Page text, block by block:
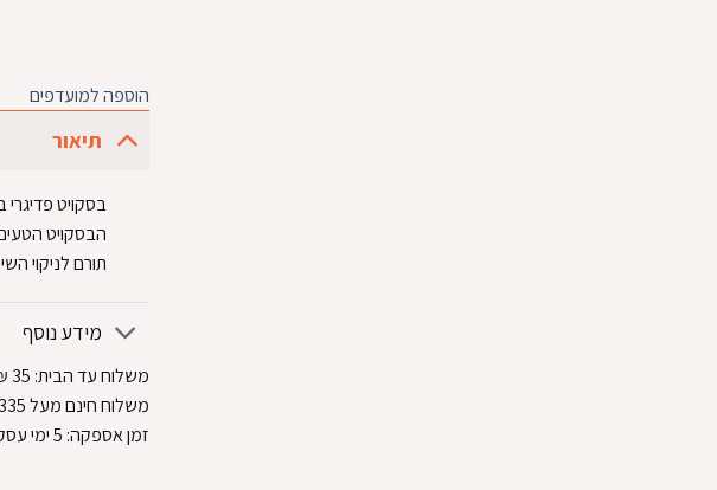
הוספה למועדפים
תיאור
בסקויט פדיגרי
הבסקויט
תורם לניקוי
מידע נוסף
משלוח עד הבית:
משלוח חינם מעל 335
זמן אספקה: 5 ימי